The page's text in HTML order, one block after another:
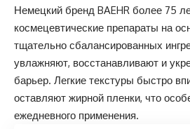
Немецкий бренд BAEHR более 75
космецевтические препараты на
тщательно сбалансированных
увлажняют, восстанавливают и
барьер. Легкие текстуры быстро
оставляют жирной пленки, что
ежедневного применения.